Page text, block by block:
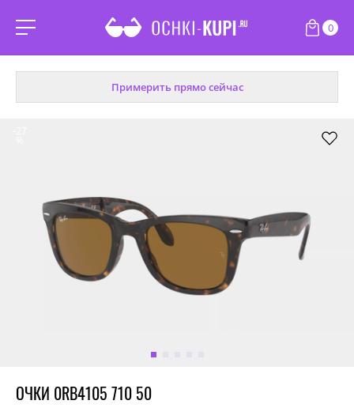
0
Примерить прямо сейчас
ОЧКИ 0RB4105 710 50